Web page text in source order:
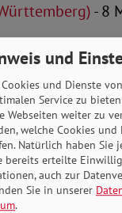
- 8
und
und Dienste
Service zu
Webseiten weiter zu
welche Cookies und
Natürlich haben Sie
bereits erteilte
auch zur
Sie in unserer
.